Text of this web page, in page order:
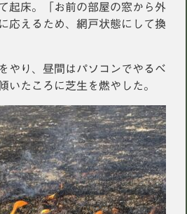
起床。「お前の部屋の窓から外
応えるため、網戸状態にして換
やり、昼間はパソコンでやるべ
いたころに芝生を燃やした。